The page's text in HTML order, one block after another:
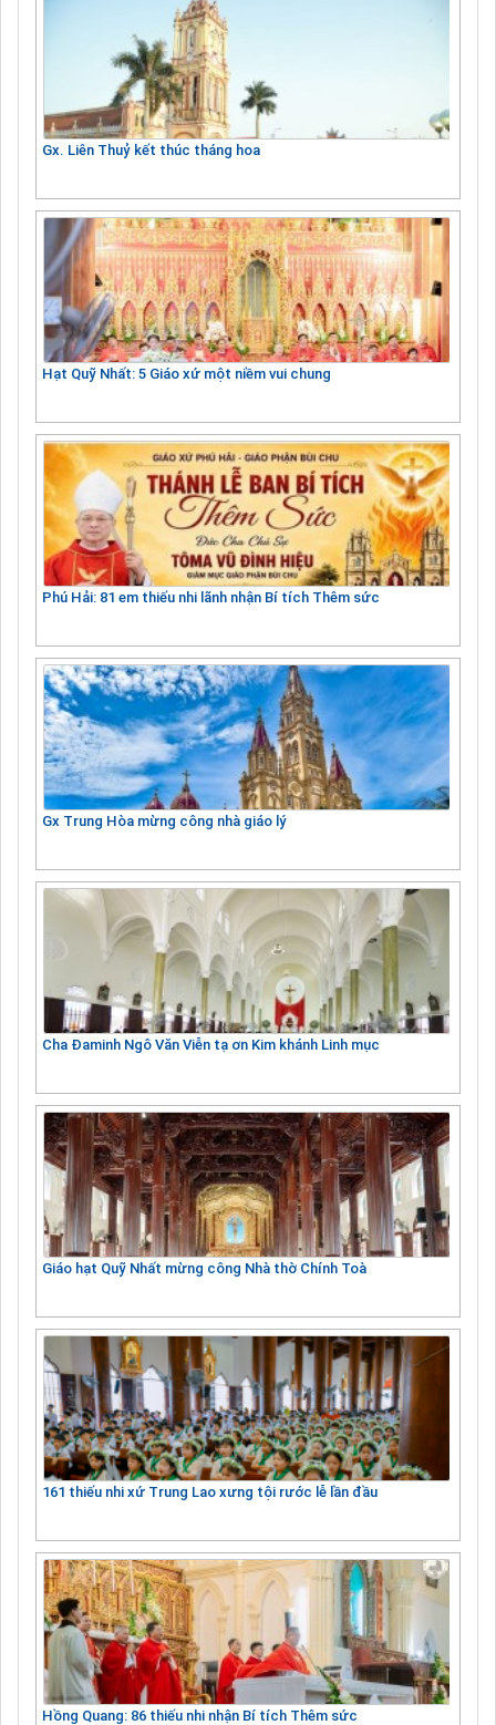
Gx. Liên Thuỷ kết thúc tháng hoa
Hạt Quỹ Nhất: 5 Giáo xứ một niềm vui chung
Phú Hải: 81 em thiếu nhi lãnh nhận Bí tích Thêm sức
Gx Trung Hòa mừng công nhà giáo lý
Cha Đaminh Ngô Văn Viễn tạ ơn Kim khánh Linh mục
Giáo hạt Quỹ Nhất mừng công Nhà thờ Chính Toà
161 thiếu nhi xứ Trung Lao xưng tội rước lễ lần đầu
Hồng Quang: 86 thiếu nhi nhận Bí tích Thêm sức